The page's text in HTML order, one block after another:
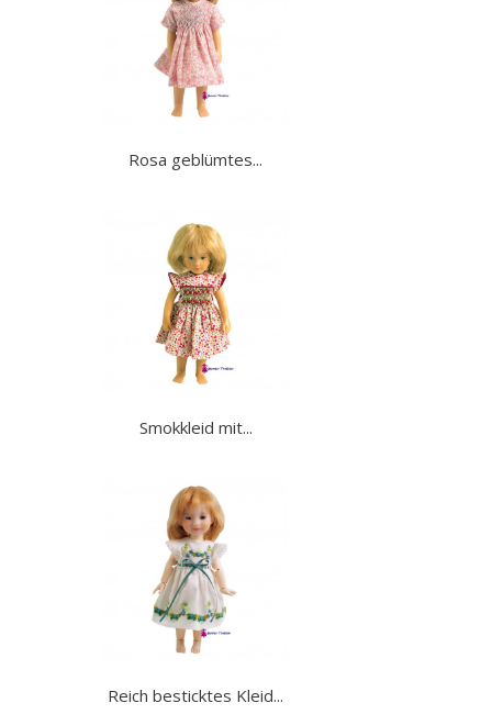
Rosa geblümtes...
Smokkleid mit...
Reich besticktes Kleid...